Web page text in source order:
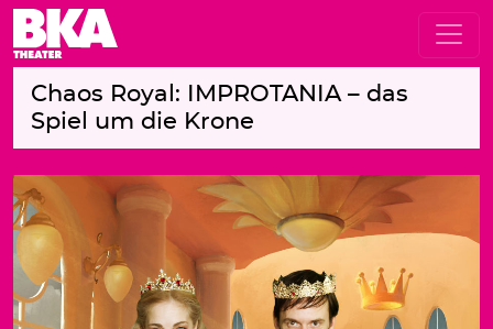
Chaos Royal: IMPROTANIA – das
Spiel um die Krone